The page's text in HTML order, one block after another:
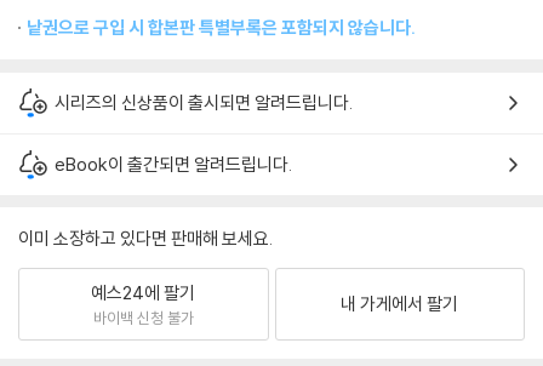
낱권으로 구입 시 합본판 특별부록은 포함되지 않습니다.
시리즈의 신상품이 출시되면 알려드립니다.
eBook이 출간되면 알려드립니다.
이미 소장하고 있다면 판매해 보세요.
예스24에 팔기
바이백 신청 불가
내 가게에서 팔기